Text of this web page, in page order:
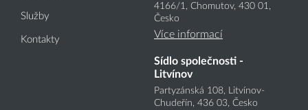
Služby
Kontakty
4166/1, Chomutov, 430 01,
Česko
Více informací
Sídlo společnosti -
Litvínov
Partyzánská 108, Litvínov-
Chudeřín, 436 03, Česko